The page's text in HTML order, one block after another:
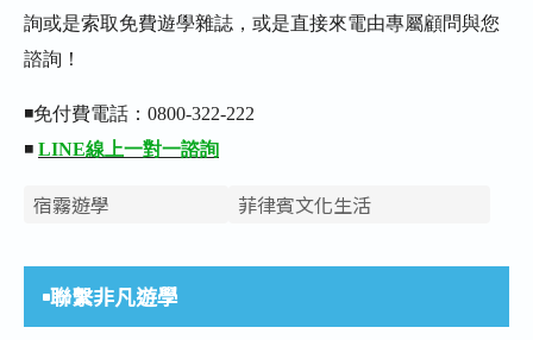
詢或是索取免費遊學雜誌，或是直接來電由專屬顧問與您
諮詢！
◾免付費電話：0800-322-222
◾ LINE線上一對一諮詢
宿霧遊學 菲律賓文化生活
聯繫非凡遊學